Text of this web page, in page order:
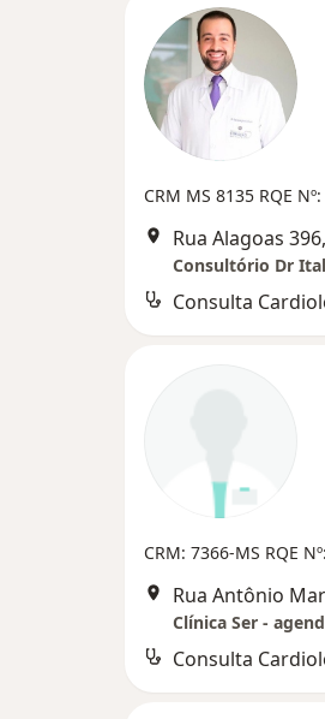
CRM MS 8135 RQE
Rua Alagoas
Consultório Dr
Consulta
CRM: 7366-MS RQE
Consulta